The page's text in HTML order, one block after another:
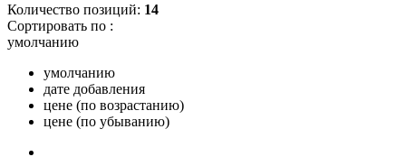
Количество позиций: 14
Сортировать по :
умолчанию
умолчанию
дате добавления
цене (по возрастанию)
цене (по убыванию)